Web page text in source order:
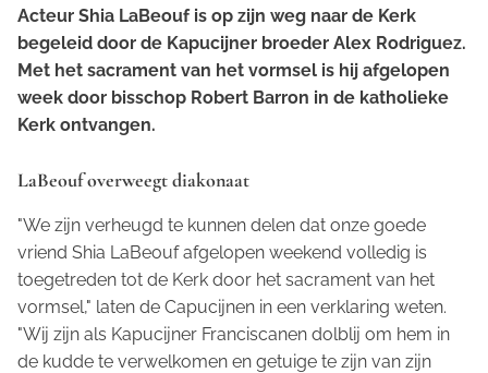
Acteur Shia LaBeouf is op zijn weg naar de Kerk
begeleid door de Kapucijner broeder Alex Rodriguez.
Met het sacrament van het vormsel is hij afgelopen
week door bisschop Robert Barron in de katholieke
Kerk ontvangen.
LaBeouf overweegt diakonaat
"We zijn verheugd te kunnen delen dat onze goede
vriend Shia LaBeouf afgelopen weekend volledig is
toegetreden tot de Kerk door het sacrament van het
vormsel," laten de Capucijnen in een verklaring weten.
"Wij zijn als Kapucijner Franciscanen dolblij om hem in
de kudde te verwelkomen en getuige te zijn van zijn